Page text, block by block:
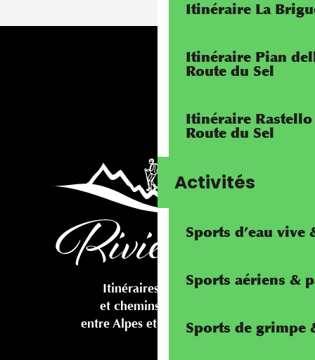
Itinéraire La
Itinéraire Pian
Route du Sel
Itinéraire
Route du Sel
Activités
Sports d’eau vive
Sports aériens &
Sports de grimpe
Itinéraires cyclables
et chemins pédestres
entre Alpes et Méditerranée